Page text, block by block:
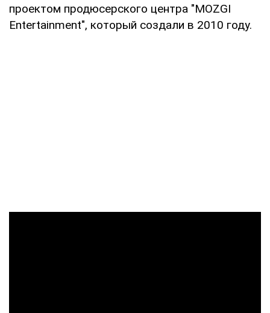
проектом продюсерского центра "MOZGI
Entertainment", который создали в 2010 году.